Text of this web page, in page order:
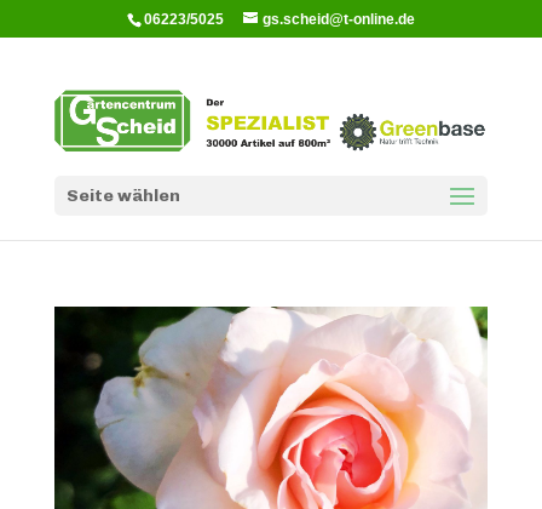
06223/5025 gs.scheid@t-online.de
Seite wählen